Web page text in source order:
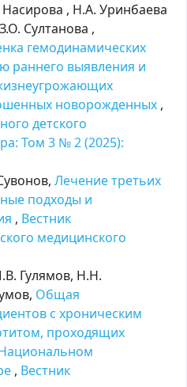
, Н.А. Уринбаева
Султанова ,
гемодинамических
раннего выявления и
новорожденных ,
детского
Том 3 № 2 (2025):
Лечение третьих
подходы и
, Вестник
медицинского
Гулямов, Н.Н.
Общая
с хроническим
проходящих
, Вестник